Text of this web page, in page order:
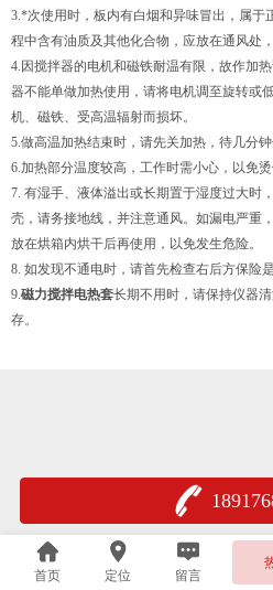
3.*次使用时，板内有白烟和异味冒出，属于
程中含有油质及其他化合物，应放在通风处
4.因搅拌器的电机和磁铁耐温有限，故作加
器不能单做加热使用，请将电机调至旋转或
机、磁铁、受高温辐射而损坏。
5.做高温加热结束时，请先关加热，待几分钟
6.加热部分温度较高，工作时需小心，以免烫
7. 有湿手、液体溢出或长期置于湿度过大时
壳，请务接地线，并注意通风。如漏电严重
放在烘箱内烘干后再使用，以免发生危险。
8. 如发现不通电时，请首先检查右后方保险
9.磁力搅拌电热套长期不用时，请保持仪器
存。
首页 定位 留言